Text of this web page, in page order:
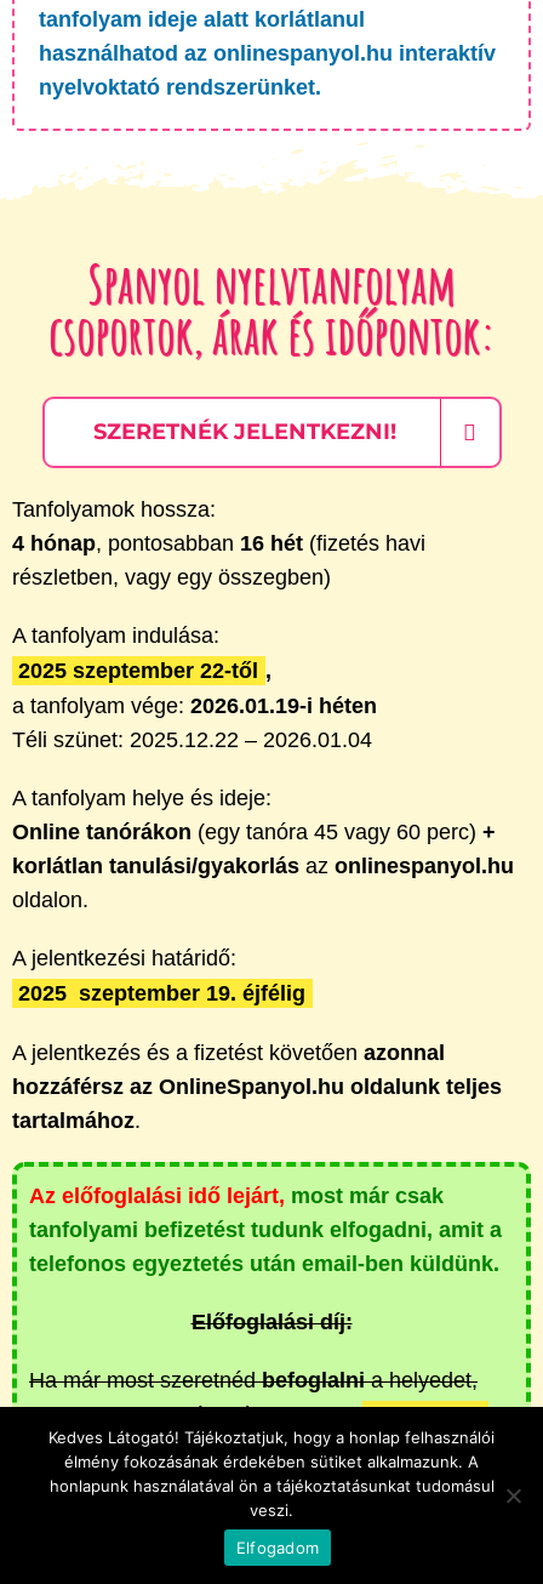
tanfolyam ideje alatt korlátlanul
használhatod az onlinespanyol.hu interaktív
nyelvoktató rendszerünket.
Spanyol nyelvtanfolyam
csoportok, árak és időpontok:
SZERETNÉK JELENTKEZNI!
Tanfolyamok hossza:
4 hónap, pontosabban 16 hét(fizetés havi
részletben, vagy egy összegben)
A tanfolyam indulása:
2025 szeptember 22-től ,
a tanfolyam vége: 2026.01.19-i héten
Téli szünet: 2025.12.22 – 2026.01.04
A tanfolyam helye és ideje:
Online tanórákon (egy tanóra 45 vagy 60 perc) +
korlátlan tanulási/gyakorlás az onlinespanyol.hu
oldalon.
A jelentkezési határidő:
2025 szeptember 19. éjfélig
A jelentkezés és a fizetést követően azonnal
hozzáférsz az OnlineSpanyol.hu oldalunk teljes
tartalmához.
Az előfoglalási idő lejárt, most már csak
tanfolyami befizetést tudunk elfogadni, amit a
telefonos egyeztetés után email-ben küldünk.
Előfoglalási díj:
Ha már most szeretnédbefoglalnia helyedet,
előfoglalási díjat kérünk .
Ennek a kifizetésévelbiztosítod a helyeda
azonnali hozzáférést kapsz az
Online Spanyol oldalunkhoz !
Kedves Látogató! Tájékoztatjuk, hogy a honlap felhasználói
élmény fokozásának érdekében sütiket alkalmazunk. A
honlapunk használatával ön a tájékoztatásunkat tudomásul
veszi.
Elfogadom